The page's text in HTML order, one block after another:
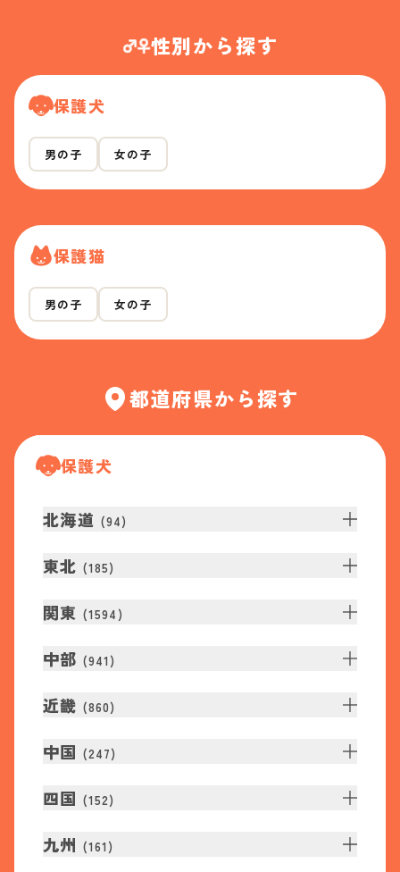
性別から探す
保護犬
男の子 女の子
保護猫
男の子 女の子
都道府県から探す
保護犬
北海道 (94)
東北 (185)
関東 (1594 )
中部 (941 )
近畿 (860)
中国 (247)
四国 (152)
九州 (161 )